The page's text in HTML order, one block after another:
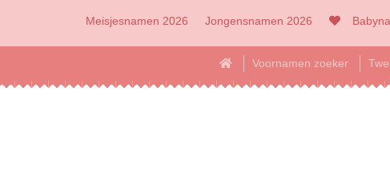
Meisjesnamen 2026 Jongensnamen 2026
Voornamen zoeker